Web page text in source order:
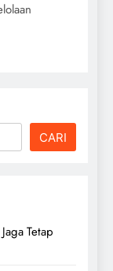
CARI
Tetap